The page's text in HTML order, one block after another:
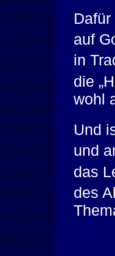
auf
in
die
wohl
Und
und
das
des